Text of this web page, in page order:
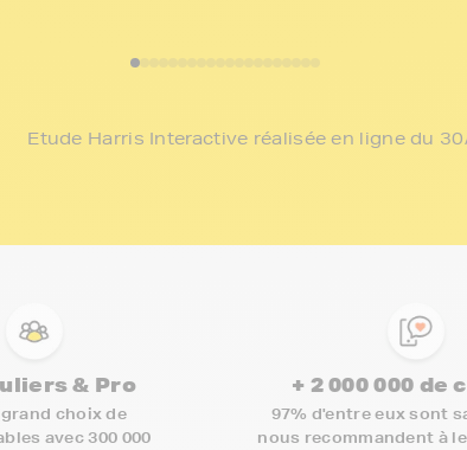
Etude Harris Interactive réalisée en ligne du
& Pro
choix de
avec 300 000
+ 2 000 000 de
97% d'entre eux sont
nous recommandent à